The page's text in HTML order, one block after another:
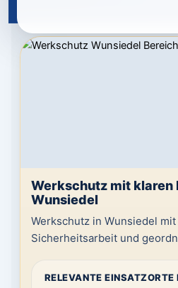
Werkschutz mit klaren
Wunsiedel
Werkschutz in Wunsiedel
Sicherheitsarbeit und
RELEVANTE EINSATZORTE